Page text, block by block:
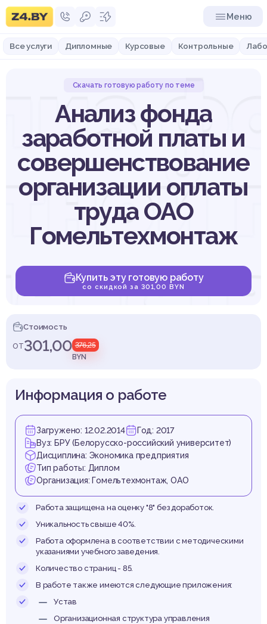
Меню
Все услуги Дипломные Курсовые Контрольные
Скачать готовую работу по теме
Анализ фонда
заработной платы и
совершенствование
организации оплаты
труда ОАО
Гомельтехмонтаж
Купить эту готовую работу
со скидкой за 301,00 BYN
Стоимость
от301,00 376,25
BYN
Информация о работе
Загружено: 12.02.2014
Год: 2017
Вуз: БРУ (Белорусско-российский университет)
Дисциплина: Экономика предприятия
Тип работы: Диплом
Организация: Гомельтехмонтаж, ОАО
Работа защищена на оценку "8" без доработок.
Уникальность свыше 40%.
Работа оформлена в соответствии с методическими
указаниями учебного заведения.
Количество страниц - 85.
В работе также имеются следующие приложения:
Устав
Организационная структура управления